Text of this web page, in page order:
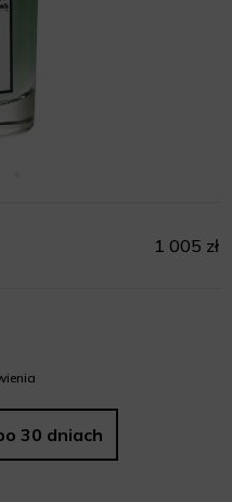
1 005 zł
30 dniach